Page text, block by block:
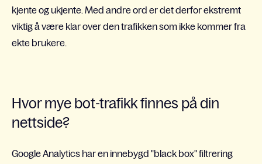
kjente og ukjente. Med andre ord er det derfor ekstremt
viktig å være klar over den trafikken som ikke kommer fra
ekte brukere.
Hvor mye bot-trafikk finnes på din
nettside?
Google Analytics har en innebygd "black box" filtrering